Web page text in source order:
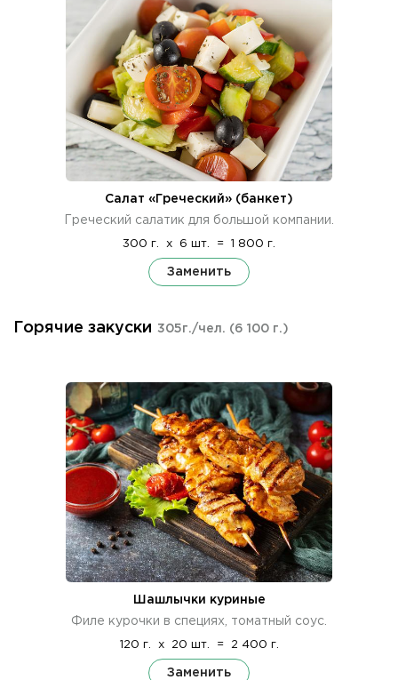
Салат «Греческий» (банкет)
Греческий салатик для большой компании.
300 г. x 6 шт. = 1 800 г.
Заменить
Горячие закуски 305г./чел. (6 100 г.)
Шашлычки куриные
Филе курочки в специях, томатный соус.
120 г. x 20 шт. = 2 400 г.
Заменить